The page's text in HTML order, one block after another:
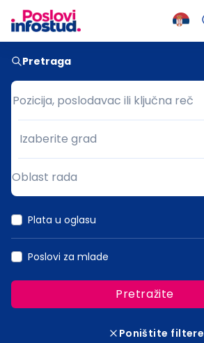
Pretraga
Pozicija, poslodavac ili ključna reč
Pozicija, poslodavac ili ključna reč
Grad
Izaberite grad
Oblast rada
Plata u oglasu
Poslovi za mlade
Pretražite
Poništite filtere